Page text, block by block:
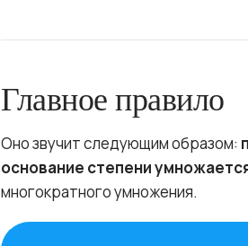
Главное правило
Оно звучит следующим образом:
основание степени
многократного умножения.